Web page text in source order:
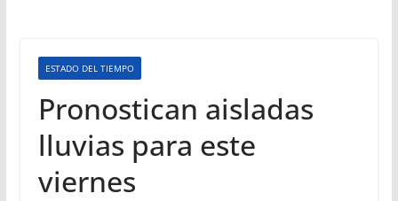
ESTADO DEL TIEMPO
Pronostican aisladas
lluvias para este
viernes